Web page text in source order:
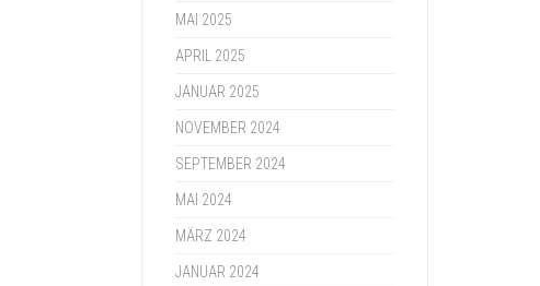
MAI 2025
APRIL 2025
JANUAR 2025
NOVEMBER 2024
SEPTEMBER 2024
MAI 2024
MÄRZ 2024
JANUAR 2024